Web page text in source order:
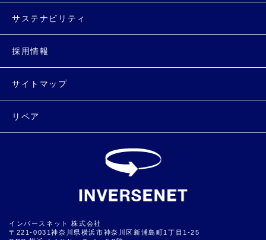
サステナビリティ
採用情報
サイトマップ
リペア
インバースネット 株式会社
〒221-0031神奈川県横浜市神奈川区新浦島町1丁目1-25